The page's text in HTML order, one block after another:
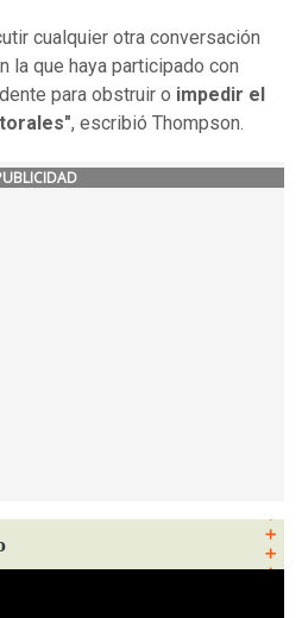
cualquier otra conversación
la que haya participado con
para obstruir o impedir el
, escribió Thompson.